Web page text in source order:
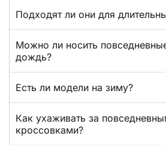
Подходят ли они для
Можно ли носить
дождь?
Есть ли модели на зиму?
Как ухаживать за
кроссовками?